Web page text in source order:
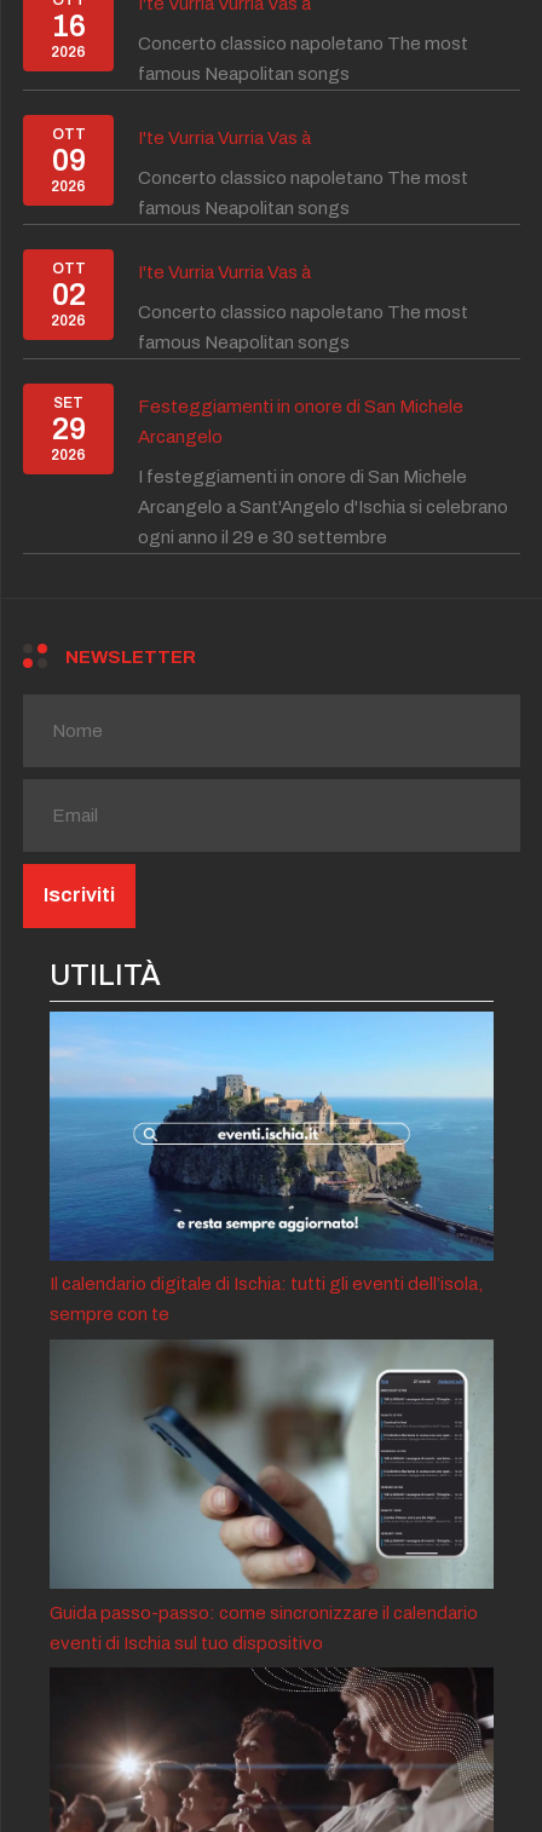
16
2026
Concerto classico napoletano The most
famous Neapolitan songs
OTT
09
2026
I'te Vurria Vurria Vas à
Concerto classico napoletano The most
famous Neapolitan songs
OTT
02
2026
I'te Vurria Vurria Vas à
Concerto classico napoletano The most
famous Neapolitan songs
SET
29
2026
Festeggiamenti in onore di San Michele
Arcangelo
I festeggiamenti in onore di San Michele
Arcangelo a Sant'Angelo d'Ischia si celebrano
ogni anno il 29 e 30 settembre
NEWSLETTER
UTILITÀ
Il calendario digitale di Ischia: tutti gli eventi dell’isola,
sempre con te
Guida passo-passo: come sincronizzare il calendario
eventi di Ischia sul tuo dispositivo